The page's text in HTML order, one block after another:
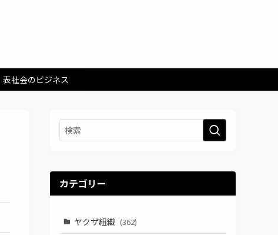
表社会のビジネス
カテゴリー
ヤクザ組織 (362)